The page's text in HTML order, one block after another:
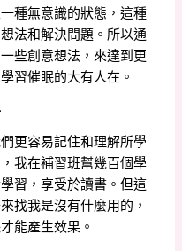
種無意識的狀態，這種
法和解決問題。所以通
些創意想法，來達到更
習催眠的大有人在。
更容易記住和理解所學
我在補習班幫幾百個學
習，享受於讀書。但這
找我是沒有什麼用的，
能產生效果。